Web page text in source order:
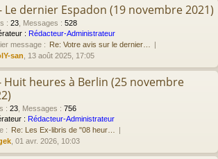
Le dernier Espadon (19 novembre 2021)
: 23 Messages : 528
: Rédacteur-Administrateur
message : Re: Votre avis sur le dernier…
san , 13 août 2025, 17:05
Huit heures à Berlin (25 novembre
: 23 Messages : 756
: Rédacteur-Administrateur
: Re: Les Ex-libris de "08 heur…
, 01 avr. 2026, 10:03